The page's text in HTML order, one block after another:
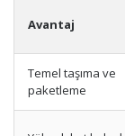
Avantaj
Temel taşıma ve
paketleme